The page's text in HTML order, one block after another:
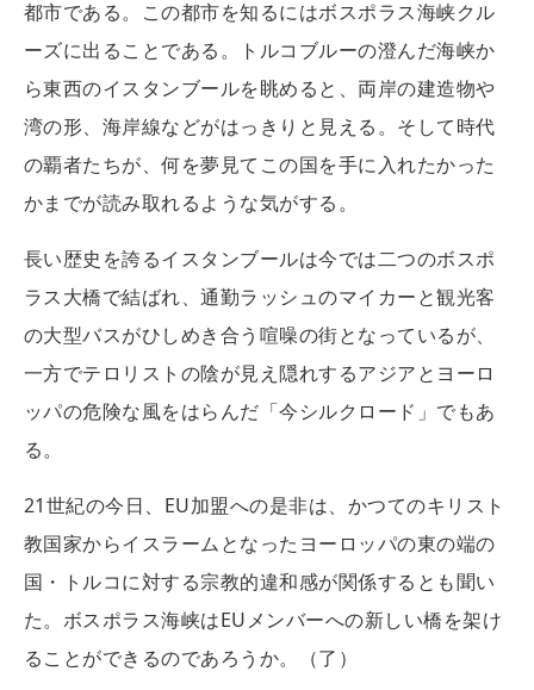
都市である。この都市を知るにはボスポラス海峡クル
ーズに出ることである。トルコブルーの澄んだ海峡か
ら東西のイスタンブールを眺めると、両岸の建造物や
湾の形、海岸線などがはっきりと見える。そして時代
の覇者たちが、何を夢見てこの国を手に入れたかった
かまでが読み取れるような気がする。
長い歴史を誇るイスタンブールは今では二つのボスポ
ラス大橋で結ばれ、通勤ラッシュのマイカーと観光客
の大型バスがひしめき合う喧噪の街となっているが、
一方でテロリストの陰が見え隠れするアジアとヨーロ
ッパの危険な風をはらんだ「今シルクロード」でもあ
る。
21世紀の今日、EU加盟への是非は、かつてのキリスト
教国家からイスラームとなったヨーロッパの東の端の
国・トルコに対する宗教的違和感が関係するとも聞い
た。ボスポラス海峡はEUメンバーへの新しい橋を架け
ることができるのであろうか。（了）